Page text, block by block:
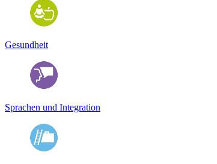
Gesundheit
Sprachen und Integration